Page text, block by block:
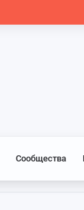
Сообщества